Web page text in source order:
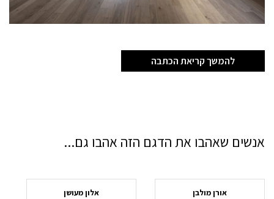
להמשך קריאת הכתבה
אנשים שאהבו את הדגם הזה אהבו גם...
אורן מולבן אלון מעושן